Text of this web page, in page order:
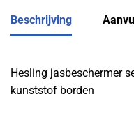
Beschrijving
Hesling jasbeschermer
kunststof borden